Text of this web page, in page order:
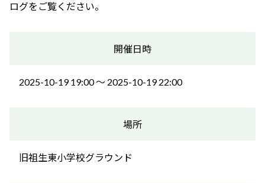
ログをご覧ください。
開催日時
2025-10-19 19:00 〜 2025-10-19 22:00
場所
旧祖生東小学校グラウンド